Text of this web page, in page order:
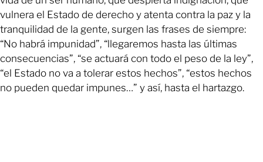
vulnera el Estado de derecho y atenta contra la paz y la
tranquilidad de la gente, surgen las frases de siempre:
“No habrá impunidad”, “llegaremos hasta las últimas
consecuencias”, “se actuará con todo el peso de la ley”,
“el Estado no va a tolerar estos hechos”, “estos hechos
no pueden quedar impunes…” y así, hasta el hartazgo.